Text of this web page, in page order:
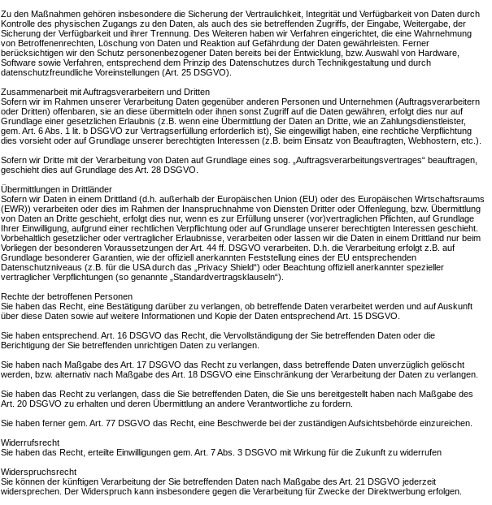
Zu den Maßnahmen gehören insbesondere die Sicherung der Vertraulichkeit, Integrität und Verfügbarkeit von Daten durch
Kontrolle des physischen Zugangs zu den Daten, als auch des sie betreffenden Zugriffs, der Eingabe, Weitergabe, der
Sicherung der Verfügbarkeit und ihrer Trennung. Des Weiteren haben wir Verfahren eingerichtet, die eine Wahrnehmung
von Betroffenenrechten, Löschung von Daten und Reaktion auf Gefährdung der Daten gewährleisten. Ferner
berücksichtigen wir den Schutz personenbezogener Daten bereits bei der Entwicklung, bzw. Auswahl von Hardware,
Software sowie Verfahren, entsprechend dem Prinzip des Datenschutzes durch Technikgestaltung und durch
datenschutzfreundliche Voreinstellungen (Art. 25 DSGVO).
Zusammenarbeit mit Auftragsverarbeitern und Dritten
Sofern wir im Rahmen unserer Verarbeitung Daten gegenüber anderen Personen und Unternehmen (Auftragsverarbeitern
oder Dritten) offenbaren, sie an diese übermitteln oder ihnen sonst Zugriff auf die Daten gewähren, erfolgt dies nur auf
Grundlage einer gesetzlichen Erlaubnis (z.B. wenn eine Übermittlung der Daten an Dritte, wie an Zahlungsdienstleister,
gem. Art. 6 Abs. 1 lit. b DSGVO zur Vertragserfüllung erforderlich ist), Sie eingewilligt haben, eine rechtliche Verpflichtung
dies vorsieht oder auf Grundlage unserer berechtigten Interessen (z.B. beim Einsatz von Beauftragten, Webhostern, etc.).
Sofern wir Dritte mit der Verarbeitung von Daten auf Grundlage eines sog. „Auftragsverarbeitungsvertrages“ beauftragen,
geschieht dies auf Grundlage des Art. 28 DSGVO.
Übermittlungen in Drittländer
Sofern wir Daten in einem Drittland (d.h. außerhalb der Europäischen Union (EU) oder des Europäischen Wirtschaftsraums
(EWR)) verarbeiten oder dies im Rahmen der Inanspruchnahme von Diensten Dritter oder Offenlegung, bzw. Übermittlung
von Daten an Dritte geschieht, erfolgt dies nur, wenn es zur Erfüllung unserer (vor)vertraglichen Pflichten, auf Grundlage
Ihrer Einwilligung, aufgrund einer rechtlichen Verpflichtung oder auf Grundlage unserer berechtigten Interessen geschieht.
Vorbehaltlich gesetzlicher oder vertraglicher Erlaubnisse, verarbeiten oder lassen wir die Daten in einem Drittland nur beim
Vorliegen der besonderen Voraussetzungen der Art. 44 ff. DSGVO verarbeiten. D.h. die Verarbeitung erfolgt z.B. auf
Grundlage besonderer Garantien, wie der offiziell anerkannten Feststellung eines der EU entsprechenden
Datenschutzniveaus (z.B. für die USA durch das „Privacy Shield“) oder Beachtung offiziell anerkannter spezieller
vertraglicher Verpflichtungen (so genannte „Standardvertragsklauseln“).
Rechte der betroffenen Personen
Sie haben das Recht, eine Bestätigung darüber zu verlangen, ob betreffende Daten verarbeitet werden und auf Auskunft
über diese Daten sowie auf weitere Informationen und Kopie der Daten entsprechend Art. 15 DSGVO.
Sie haben entsprechend. Art. 16 DSGVO das Recht, die Vervollständigung der Sie betreffenden Daten oder die
Berichtigung der Sie betreffenden unrichtigen Daten zu verlangen.
Sie haben nach Maßgabe des Art. 17 DSGVO das Recht zu verlangen, dass betreffende Daten unverzüglich gelöscht
werden, bzw. alternativ nach Maßgabe des Art. 18 DSGVO eine Einschränkung der Verarbeitung der Daten zu verlangen.
Sie haben das Recht zu verlangen, dass die Sie betreffenden Daten, die Sie uns bereitgestellt haben nach Maßgabe des
Art. 20 DSGVO zu erhalten und deren Übermittlung an andere Verantwortliche zu fordern.
Sie haben ferner gem. Art. 77 DSGVO das Recht, eine Beschwerde bei der zuständigen Aufsichtsbehörde einzureichen.
Widerrufsrecht
Sie haben das Recht, erteilte Einwilligungen gem. Art. 7 Abs. 3 DSGVO mit Wirkung für die Zukunft zu widerrufen
Widerspruchsrecht
Sie können der künftigen Verarbeitung der Sie betreffenden Daten nach Maßgabe des Art. 21 DSGVO jederzeit
widersprechen. Der Widerspruch kann insbesondere gegen die Verarbeitung für Zwecke der Direktwerbung erfolgen.